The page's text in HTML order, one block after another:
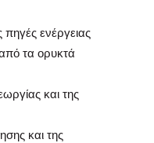
ενέργειας
τα ορυκτά
και της
και της